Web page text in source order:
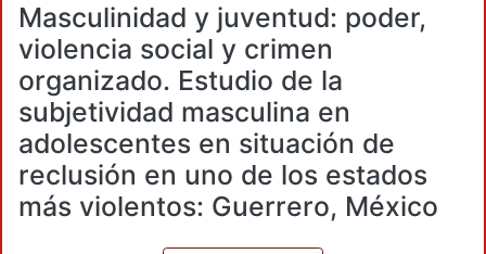
Masculinidad y juventud: poder,
violencia social y crimen
organizado. Estudio de la
subjetividad masculina en
adolescentes en situación de
reclusión en uno de los estados
más violentos: Guerrero, México